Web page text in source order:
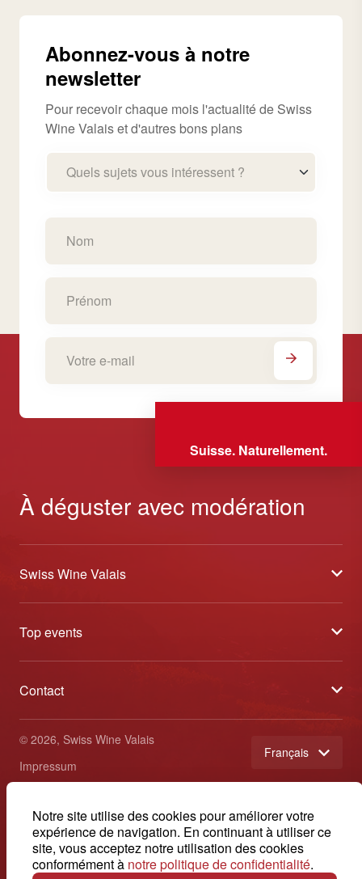
Notre site utilise des cookies pour améliorer votre
expérience de navigation. En continuant à utiliser ce
site, vous acceptez notre utilisation des cookies
conformément à notre politique de confidentialité.
Abonnez-vous à notre
newsletter
Pour recevoir chaque mois l'actualité de Swiss
Wine Valais et d'autres bons plans
Quels sujets vous intéressent ?
Suisse. Naturellement.
À déguster avec modération
Swiss Wine Valais
À propos
Blog
Conditions générales de vente
Top events
Caves Ouvertes
Tavolata
Etoiles du Valais
Contact
Swiss Wine Valais - Avenue de la Gare 2 - CP 144 - 1964
Conthey - Suisse
+41 27 345 40 80
© 2026, Swiss Wine Valais
Impressum
français